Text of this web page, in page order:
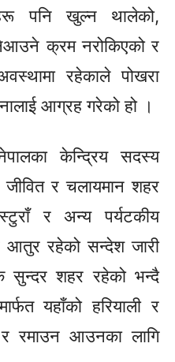
पनि खुल्न थालेको,
क्रम नरोकिएको र
रहेकाले पोखरा
आग्रह गरेको हो ।
केन्द्रिय सदस्य
जीवितर चलायमान शहर
र अन्य पर्यटकीय
आतुर रहेको सन्देश जारी
सुन्दर शहर रहेको भन्दै
यहाँको हरियाली र
रमाउन आउनका लागि